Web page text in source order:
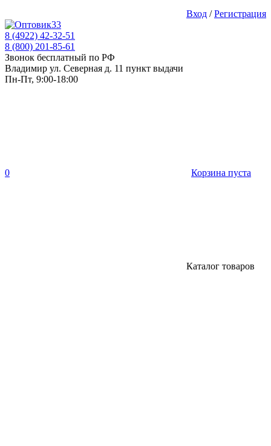
Вход /Регистрация
8 (4922) 42-32-51
8 (800) 201-85-61
Звонок бесплатный по РФ
Владимир ул. Северная д. 11 пункт выдачи
Пн-Пт, 9:00-18:00
0 Корзина пуста
Каталог товаров